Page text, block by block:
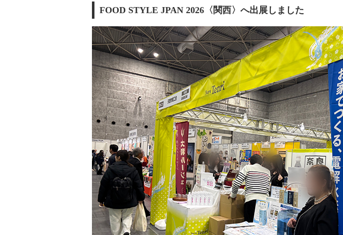
FOOD STYLE JPAN 2026〈関西〉へ出展しました